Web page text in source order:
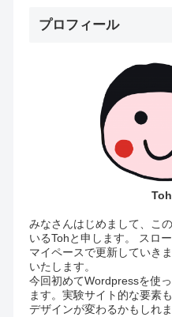
プロフィール
Toh
みなさんはじめまして、こ
いるTohと申します。 スロ
マイペースで更新していき
いたします。
今回初めてWordpressを使
ます。実験サイト的な要素
デザインが変わるかもしれ